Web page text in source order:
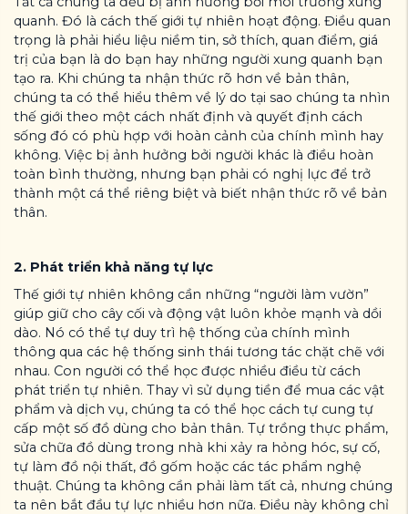
quanh. Đó là cách thế giới tự nhiên hoạt động. Điều quan
trọng là phải hiểu liệu niềm tin, sở thích, quan điểm, giá
trị của bạn là do bạn hay những người xung quanh bạn
tạo ra. Khi chúng ta nhận thức rõ hơn về bản thân,
chúng ta có thể hiểu thêm về lý do tại sao chúng ta nhìn
thế giới theo một cách nhất định và quyết định cách
sống đó có phù hợp với hoàn cảnh của chính mình hay
không. Việc bị ảnh hưởng bởi người khác là điều hoàn
toàn bình thường, nhưng bạn phải có nghị lực để trở
thành một cá thể riêng biệt và biết nhận thức rõ về bản
thân.
2. Phát triển khả năng tự lực
Thế giới tự nhiên không cần những “người làm vườn”
giúp giữ cho cây cối và động vật luôn khỏe mạnh và dồi
dào. Nó có thể tự duy trì hệ thống của chính mình
thông qua các hệ thống sinh thái tương tác chặt chẽ với
nhau. Con người có thể học được nhiều điều từ cách
phát triển tự nhiên. Thay vì sử dụng tiền để mua các vật
phẩm và dịch vụ, chúng ta có thể học cách tự cung tự
cấp một số đồ dùng cho bản thân. Tự trồng thực phẩm,
sửa chữa đồ dùng trong nhà khi xảy ra hỏng hóc, sự cố,
tự làm đồ nội thất, đồ gốm hoặc các tác phẩm nghệ
thuật. Chúng ta không cần phải làm tất cả, nhưng chúng
ta nên bắt đầu tự lực nhiều hơn nữa. Điều này không chỉ